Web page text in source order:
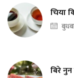
चिया
बिरे